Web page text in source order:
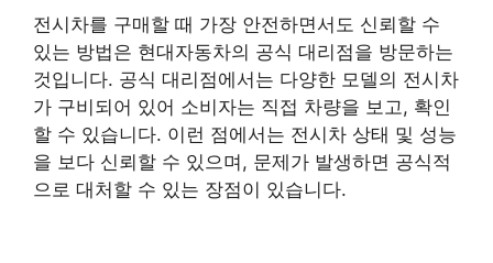
전시차를 구매할 때 가장 안전하면서도 신뢰할 수
있는 방법은 현대자동차의 공식 대리점을 방문하는
것입니다. 공식 대리점에서는 다양한 모델의 전시차
가 구비되어 있어 소비자는 직접 차량을 보고, 확인
할 수 있습니다. 이런 점에서는 전시차 상태 및 성능
을 보다 신뢰할 수 있으며, 문제가 발생하면 공식적
으로 대처할 수 있는 장점이 있습니다.